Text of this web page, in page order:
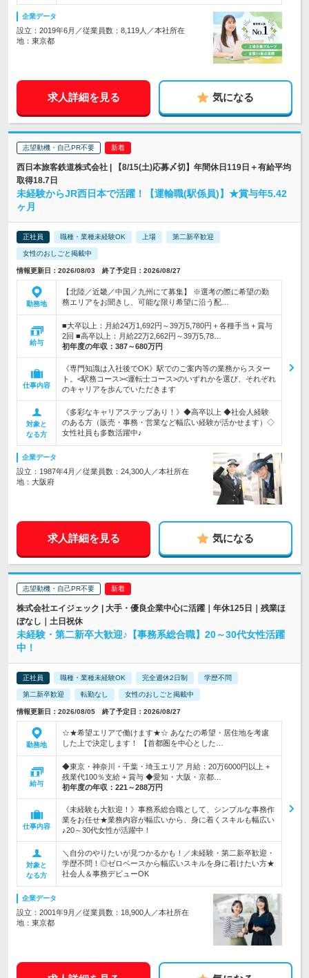
企業データ
設立：2019年6月／従業員数：8,119人／本社所在
地：東京都
求人詳細を見る 気になる
志望動機・自己PR不要
西日本旅客鉄道株式会社 | 【8/15(土)応募〆切】年間休日119日＋有給平均
取得18.7日
未経験からJR西日本で活躍！【運輸職(駅係員)】★賞与年5.42
ヶ月
正社員 職種・業種未経験OK 上場 第二新卒歓迎
女性のおしごと掲載中
情報更新日：2026/08/03 終了予定日：2026/08/27
勤務地
【北陸／近畿／中国／九州にて募集】 ※選考の際に希望の勤
務エリアをお聞きし、可能な限り希望に沿う配…
給与
■大卒以上：月給24万1,692円～39万5,780円＋各種手当＋賞与
2回 ■高卒以上：月給22万2,662円～39万5,78…
初年度の年収： 387～680万円
仕事内容
《専門知識は入社後でOK》駅でのご案内等の業務からスター
ト。<駅務コース><運転士コース>のいずれかを選び、それぞれ
のキャリアを歩んでいただきます
対象と
なる方
《多彩なキャリアステップあり！》◆高卒以上 ◆社会人経験
のある方（販売・事務・営業など幅広い経験が活かせます）◇
女性社員も多数活躍中♪
企業データ
設立：1987年4月／従業員数：24,300人／本社所在
地：大阪府
求人詳細を見る 気になる
志望動機・自己PR不要
株式会社エイジェック | 大手・優良企業中心に活躍｜年休125日｜残業ほ
ぼなし｜土日祝休
未経験・第二新卒大歓迎♪【事務系総合職】20～30代女性活躍
中！
正社員 職種・業種未経験OK 完全週休2日制 学歴不問
第二新卒歓迎 転勤なし 女性のおしごと掲載中
情報更新日：2026/08/05 終了予定日：2026/08/27
勤務地
☆★希望エリアで働けます★☆ あなたの希望・居住地を考慮
した上で決定します！ 【首都圏を中心とした…
給与
◆東京・神奈川・千葉・埼玉エリア 月給：20万6000円以上 +
残業代100％支給 + 賞与 ◆愛知・大阪・京都…
初年度の年収： 221～288万円
仕事内容
《未経験も大歓迎！》事務系総合職として、シンプルな事務作
業をお任せ★業務内容が幅広いから、身に着くスキルも幅広い
♪20～30代女性が活躍中！
対象と
なる方
＼自分のやりたいが見つかるかも！／未経験・第二新卒歓迎・
学歴不問！◎ゼロベースから幅広いスキルを身に着けたい方★
社会人＆事務デビューOK
企業データ
設立：2001年9月／従業員数：18,900人／本社所在
地：東京都